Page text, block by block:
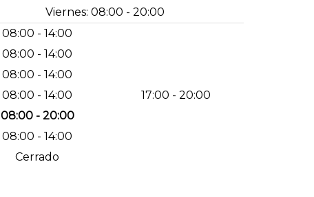
Viernes: 08:00 - 20:00
08:00 - 14:00
08:00 - 14:00
08:00 - 14:00
08:00 - 14:00
17:00 - 20:00
08:00 - 20:00
08:00 - 14:00
Cerrado